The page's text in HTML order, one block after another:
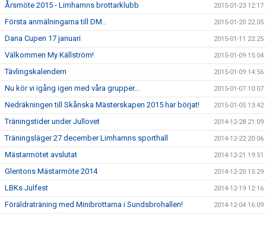
Årsmöte 2015 - Limhamns brottarklubb 2015-01-23 12:17
Första anmälningarna till DM.. 2015-01-20 22:05
Dana Cupen 17 januari 2015-01-11 22:25
Välkommen My Källström! 2015-01-09 15:04
Tävlingskalendern 2015-01-09 14:56
Nu kör vi igång igen med våra grupper... 2015-01-07 10:07
Nedräkningen till Skånska Mästerskapen 2015 har börjat! 2015-01-05 13:42
Träningstider under Jullovet 2014-12-28 21:09
Träningsläger 27 december Limhamns sporthall 2014-12-22 20:06
Mästarmötet avslutat 2014-12-21 19:51
Glentons Mästarmöte 2014 2014-12-20 15:29
LBKs Julfest 2014-12-19 12:16
Föräldraträning med Minibrottarna i Sundsbrohallen! 2014-12-04 16:09